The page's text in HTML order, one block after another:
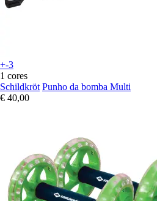
+-3
1 cores
Schildkröt Punho da bomba Multi
€ 40,00